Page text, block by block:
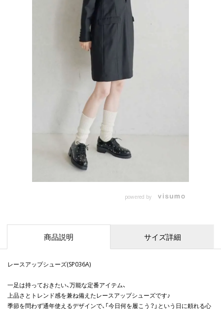
powered by
商品説明 サイズ詳細
レースアップシューズ(SP036A)
一足は持っておきたい、万能な定番アイテム、
上品さとトレンド感を兼ね備えたレースアップシューズです♪
季節を問わず通年使えるデザインで、「今日何を履こう？」という日に頼れる心